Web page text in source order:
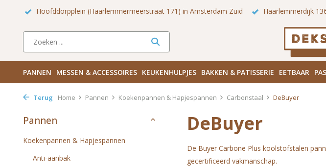
Haarlemmerdijk 136 in Amsterdam Centrum Bezoek onze winkels in Amsterdam!
PANNEN MESSEN & ACCESSOIRES KEUKENHULPJES BAKKEN & PATISSERIE EETBAAR
Terug Home Pannen Koekenpannen & Hapjespannen Carbonstaal DeBuyer
Pannen
Koekenpannen & Hapjespannen
Anti-aanbak
DeBuyer
De Buyer Carbone Plus koolstofstalen
gecertificeerd vakmanschap.